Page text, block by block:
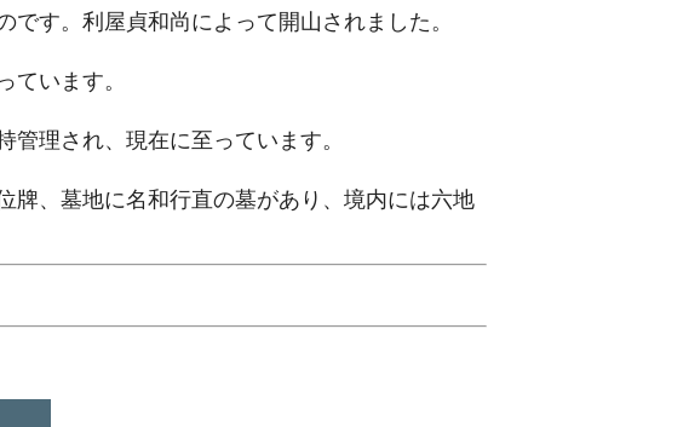
す。利屋貞和尚によって開山されました。
います。
理され、現在に至っています。
、墓地に名和行直の墓があり、境内には六地